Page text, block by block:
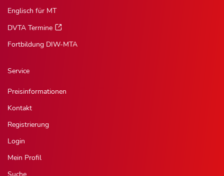
Englisch für MT
DVTA Termine
Fortbildung DIW-MTA
Service
Preisinformationen
Kontakt
Registrierung
Login
Mein Profil